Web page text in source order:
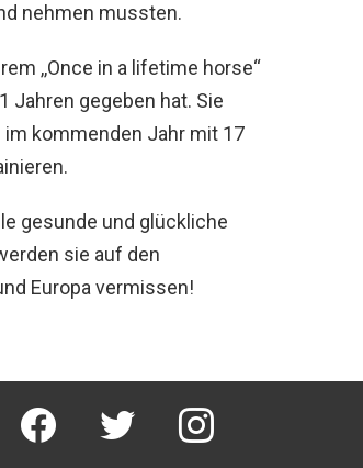
nehmen mussten.
,,Once in a lifetime horse“
Jahren gegeben hat. Sie
kommenden Jahr mit 17
gesunde und glückliche
sie auf den
Europa vermissen!
facebook twitter instagram